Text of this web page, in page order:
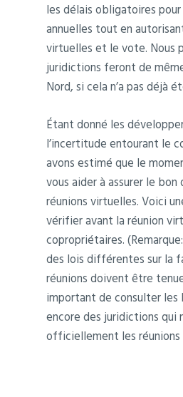
les délais obligatoires
annuelles tout en
virtuelles et le vote. Nous
juridictions feront de
Nord, si cela n’a pas déjà
Étant donné les
l’incertitude entourant le
avons estimé que le
vous aider à assurer le
réunions virtuelles. Voici
vérifier avant la réunion
copropriétaires.
des lois différentes sur la
réunions doivent être
important de consulter les
encore des juridictions qui
officiellement les réunions